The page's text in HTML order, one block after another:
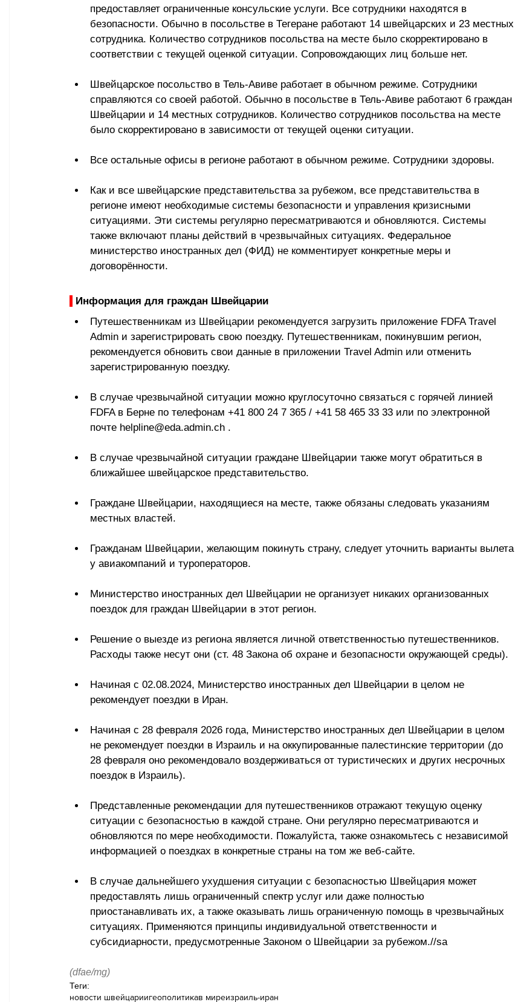
предоставляет ограниченные консульские услуги. Все сотрудники находятся в
безопасности. Обычно в посольстве в Тегеране работают 14 швейцарских и 23 местных
сотрудника. Количество сотрудников посольства на месте было скорректировано в
соответствии с текущей оценкой ситуации. Сопровождающих лиц больше нет.
Швейцарское посольство в Тель-Авиве работает в обычном режиме. Сотрудники
справляются со своей работой. Обычно в посольстве в Тель-Авиве работают 6 граждан
Швейцарии и 14 местных сотрудников. Количество сотрудников посольства на месте
было скорректировано в зависимости от текущей оценки ситуации.
Все остальные офисы в регионе работают в обычном режиме. Сотрудники здоровы.
Как и все швейцарские представительства за рубежом, все представительства в
регионе имеют необходимые системы безопасности и управления кризисными
ситуациями. Эти системы регулярно пересматриваются и обновляются. Системы
также включают планы действий в чрезвычайных ситуациях. Федеральное
министерство иностранных дел (ФИД) не комментирует конкретные меры и
договорённости.
Информация для граждан Швейцарии
Путешественникам из Швейцарии рекомендуется загрузить приложение FDFA Travel
Admin и зарегистрировать свою поездку. Путешественникам, покинувшим регион,
рекомендуется обновить свои данные в приложении Travel Admin или отменить
зарегистрированную поездку.
В случае чрезвычайной ситуации можно круглосуточно связаться с горячей линией
FDFA в Берне по телефонам +41 800 24 7 365 / +41 58 465 33 33 или по электронной
почте helpline@eda.admin.ch .
В случае чрезвычайной ситуации граждане Швейцарии также могут обратиться в
ближайшее швейцарское представительство.
Граждане Швейцарии, находящиеся на месте, также обязаны следовать указаниям
местных властей.
Гражданам Швейцарии, желающим покинуть страну, следует уточнить варианты вылета
у авиакомпаний и туроператоров.
Министерство иностранных дел Швейцарии не организует никаких организованных
поездок для граждан Швейцарии в этот регион.
Решение о выезде из региона является личной ответственностью путешественников.
Расходы также несут они (ст. 48 Закона об охране и безопасности окружающей среды).
Начиная с 02.08.2024, Министерство иностранных дел Швейцарии в целом не
рекомендует поездки в Иран.
Начиная с 28 февраля 2026 года, Министерство иностранных дел Швейцарии в целом
не рекомендует поездки в Израиль и на оккупированные палестинские территории (до
28 февраля оно рекомендовало воздерживаться от туристических и других несрочных
поездок в Израиль).
Представленные рекомендации для путешественников отражают текущую оценку
ситуации с безопасностью в каждой стране. Они регулярно пересматриваются и
обновляются по мере необходимости. Пожалуйста, также ознакомьтесь с независимой
информацией о поездках в конкретные страны на том же веб-сайте.
В случае дальнейшего ухудшения ситуации с безопасностью Швейцария может
предоставлять лишь ограниченный спектр услуг или даже полностью
приостанавливать их, а также оказывать лишь ограниченную помощь в чрезвычайных
ситуациях. Применяются принципы индивидуальной ответственности и
субсидиарности, предусмотренные Законом о Швейцарии за рубежом.//sa
(dfae/mg)
Теги:
новости швейцариигеополитикав миреизраиль-иран